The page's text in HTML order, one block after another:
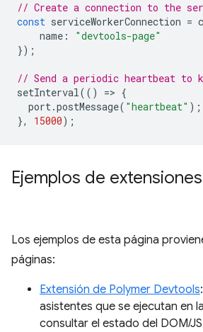
// Create a connection to the
const serviceWorkerConnection =
name :
"devtools-page"
});
// Send a periodic heartbeat to
setInterval(() => {
port.postMessage( "heartbeat" );
},
15000);
Ejemplos de
Los ejemplos de esta página
páginas:
Extensión de Polymer Devtools
asistentes que se ejecutan en
consultar el estado del DOM/